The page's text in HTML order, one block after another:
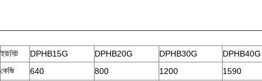
ইউনিট DPHB15G DPHB20G DPHB30G
DPHB40G
কেজি 640 800 1200
1590